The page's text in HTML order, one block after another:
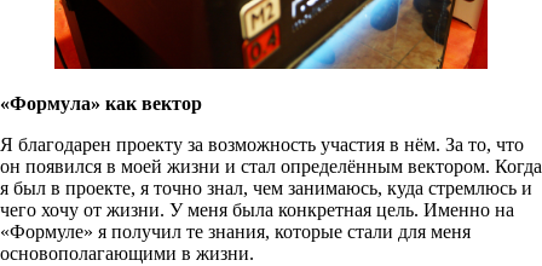
«Формула» как вектор
Я благодарен проекту за возможность участия в нём. За то, что
он появился в моей жизни и стал определённым вектором. Когда
я был в проекте, я точно знал, чем занимаюсь, куда стремлюсь и
чего хочу от жизни. У меня была конкретная цель. Именно на
«Формуле» я получил те знания, которые стали для меня
основополагающими в жизни.